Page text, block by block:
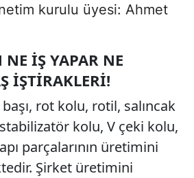
kurulu üyesi: Ahmet
İŞ YAPAR NE
İŞTIRAKLERI!
rot kolu, rotil, salıncak
kolu, V çeki kolu,
parçalarının üretimini
Şirket üretimini